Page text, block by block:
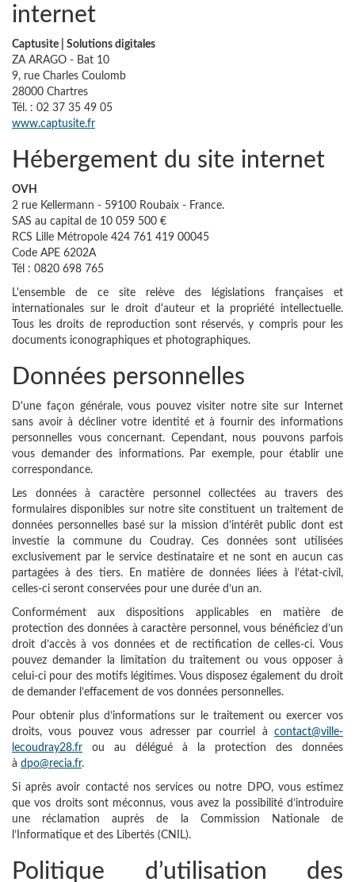
internet
Captusite | Solutions digitales
ZA ARAGO - Bat 10
9, rue Charles Coulomb
28000 Chartres
Tél. : 02 37 35 49 05
www.captusite.fr
Hébergement du site internet
OVH
2 rue Kellermann - 59100 Roubaix - France.
SAS au capital de 10 059 500 €
RCS Lille Métropole 424 761 419 00045
Code APE 6202A
Tél : 0820 698 765
L'ensemble de ce site relève des législations françaises et
internationales sur le droit d'auteur et la propriété intellectuelle.
Tous les droits de reproduction sont réservés, y compris pour les
documents iconographiques et photographiques.
Données personnelles
D'une façon générale, vous pouvez visiter notre site sur Internet
sans avoir à décliner votre identité et à fournir des informations
personnelles vous concernant. Cependant, nous pouvons parfois
vous demander des informations. Par exemple, pour établir une
correspondance.
Les données à caractère personnel collectées au travers des
formulaires disponibles sur notre site constituent un traitement de
données personnelles basé sur la mission d’intérêt public dont est
investie la commune du Coudray. Ces données sont utilisées
exclusivement par le service destinataire et ne sont en aucun cas
partagées à des tiers. En matière de données liées à l’état-civil,
celles-ci seront conservées pour une durée d’un an.
Conformément aux dispositions applicables en matière de
protection des données à caractère personnel, vous bénéficiez d’un
droit d’accès à vos données et de rectification de celles-ci. Vous
pouvez demander la limitation du traitement ou vous opposer à
celui-ci pour des motifs légitimes. Vous disposez également du droit
de demander l’effacement de vos données personnelles.
Pour obtenir plus d’informations sur le traitement ou exercer vos
droits, vous pouvez vous adresser par courriel à contact@ville-
lecoudray28.fr ou au délégué à la protection des données
à dpo@recia.fr.
Si après avoir contacté nos services ou notre DPO, vous estimez
que vos droits sont méconnus, vous avez la possibilité d’introduire
une réclamation auprès de la Commission Nationale de
l’Informatique et des Libertés (CNIL).
Politique d’utilisation des